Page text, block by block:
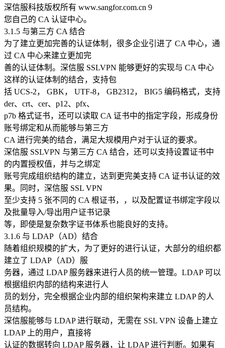
深信服科技版权所有 www.sangfor.com.cn 9
您自己的 CA 认证中心。
3.1.5 与第三方 CA 结合
为了建立更加完善的认证体制，很多企业引进了 CA 中心，通
过 CA 中心来建立更加完
善的认证体制。深信服 SSLVPN 能够更好的实现与 CA 中心
这样的认证体制的结合，支持包
括 UCS-2， GBK， UTF-8， GB2312， BIG5 编码格式，支持
der、crt、cer、p12、pfx、
p7b 格式证书，还可以读取 CA 证书中的指定字段，形成身份
账号绑定和从而能够与第三方
CA 进行完美的结合，满足大规模用户对于认证的要求。
深信服 SSLVPN 与第三方 CA 结合，还可以支持设置证书中
的内置授权值，并与之绑定
账号完成组织结构的建立，达到更完美支持 CA 证书认证的效
果。同时，深信服 SSL VPN
至少支持 5 张不同的 CA 根证书，，以及配置证书绑定字段以
及批量导入/导出用户证书记录
等，即使是复杂数字证书体系也能良好的支持。
3.1.6 与 LDAP（AD）结合
随着组织规模的扩大，为了更好的进行认证，大部分的组织都
建立了 LDAP（AD）服
务器，通过 LDAP 服务器来进行人员的统一管理。LDAP 可以
根据组织内部的结构来进行人
员的划分，完全根据企业内部的组织架构来建立 LDAP 的人
员结构。
深信服能够与 LDAP 进行联动，无需在 SSL VPN 设备上建立
LDAP 上的用户，直接将
认证的数据转向 LDAP 服务器，让 LDAP 进行判断。如果有